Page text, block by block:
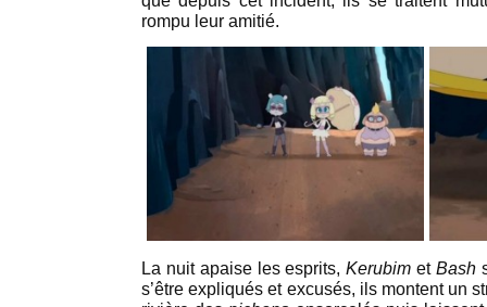
rompu leur amitié.
La nuit apaise les esprits,Kerubim et Bash
s’être expliqués et excusés, ils montent un